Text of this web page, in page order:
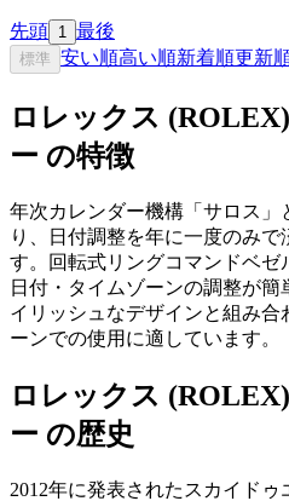
先頭 1 最後
標準 安い順高い順新着順更新
ロレックス
ー の特徴
年次カレンダー機構「サロス」
り、日付調整を年に一度のみで
す。回転式リングコマンドベゼ
日付・タイムゾーンの調整が
イリッシュなデザインと組み
ーンでの使用に適しています。
ロレックス
ー の歴史
2012年に発表されたスカイド